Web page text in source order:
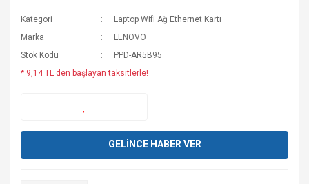
Kategori
Laptop Wifi Ağ Ethernet Kartı
Marka
LENOVO
Stok Kodu
PPD-AR5B95
* 9,14 TL den başlayan taksitlerle!
GELİNCE HABER VER